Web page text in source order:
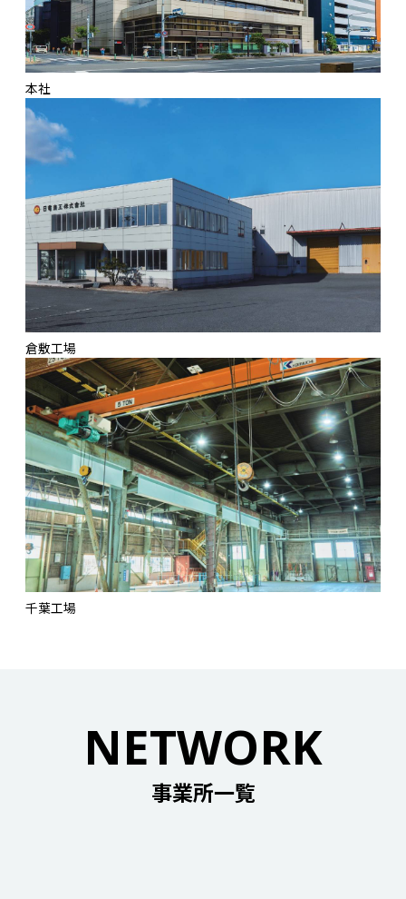
本社
倉敷工場
千葉工場
NETWORK
事業所一覧